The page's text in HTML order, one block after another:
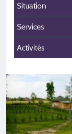
Situation
Services
Activités